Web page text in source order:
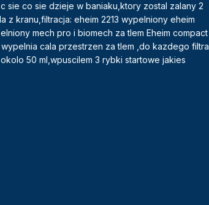
sie co sie dzieje w baniaku,ktory zostal zalany 2
kranu,filtracja: eheim 2213 wypelniony eheim
mech pro i biomech za tlem Eheim compact
cala przestrzen za tlem ,do kazdego filtra
50 ml,wpuscilem 3 rybki startowe jakies